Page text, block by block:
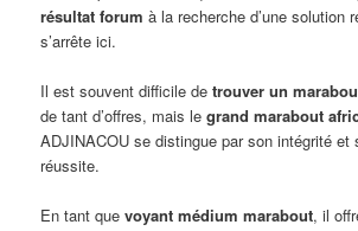
résultat forum à la recherche d’une solution
s’arrête ici.
Il est souvent difficile detrouver un
de tant d’offres, mais legrand marabout
ADJINACOU se distingue par son intégrité et
réussite.
En tant quevoyant médium marabout, il